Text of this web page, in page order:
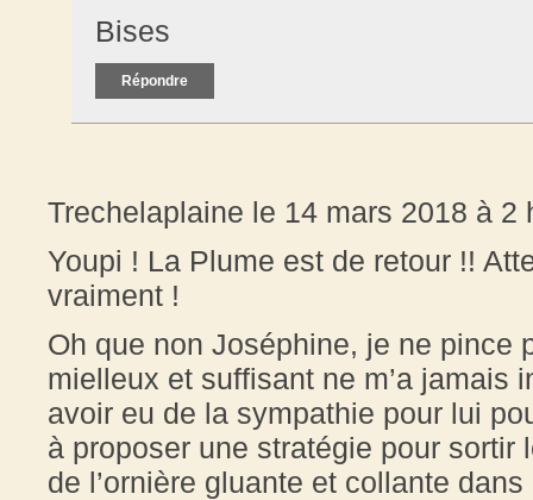
Bises
Répondre
Trechelaplaine le 14 mars 2018 à 2
Youpi ! La Plume est de retour !!
vraiment !
Oh que non Joséphine, je ne pince
mielleux et suffisant ne m’a jamais
avoir eu de la sympathie pour lui
à proposer une stratégie pour
de l’ornière gluante et collante